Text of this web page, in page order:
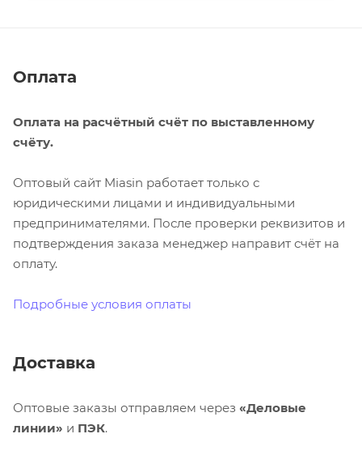
Оплата
Оплата на расчётный счёт по выставленному
счёту.
Оптовый сайт Miasin работает только с
юридическими лицами и индивидуальными
предпринимателями. После проверки реквизитов и
подтверждения заказа менеджер направит счёт на
оплату.
Подробные условия оплаты
Доставка
Оптовые заказы отправляем через «Деловые
линии» и ПЭК.